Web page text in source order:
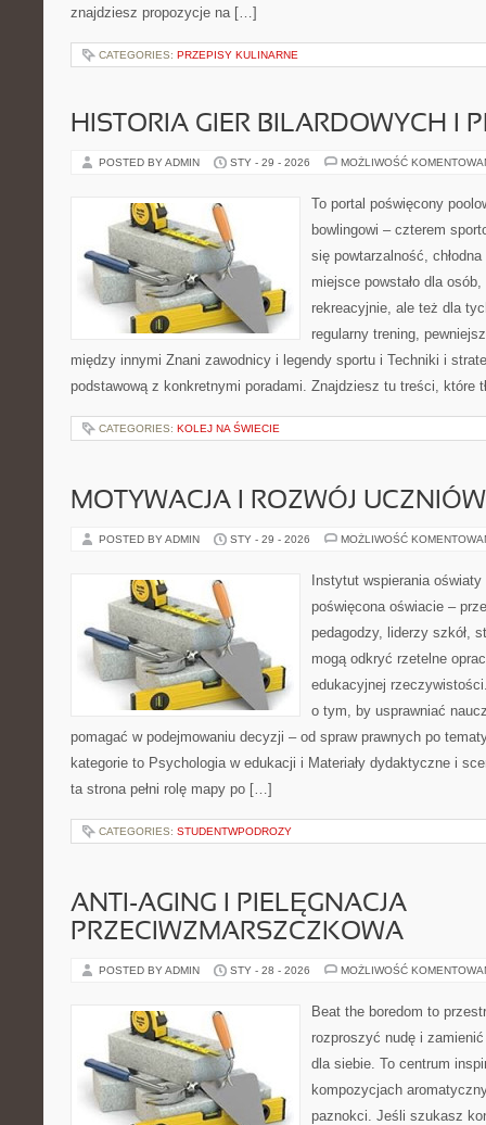
znajdziesz propozycje na […]
CATEGORIES: PRZEPISY KULINARNE
HISTORIA GIER BILARDOWYCH I
POSTED BY ADMIN STY - 29 - 2026 MOŻLIWOŚĆ
To portal poświęcony
bowlingowi – czterem
się powtarzalność,
miejsce powstało dla
rekreacyjnie, ale też dla
regularny trening,
między innymi Znani zawodnicy i legendy sportu i Techniki i
podstawową z konkretnymi poradami. Znajdziesz tu treści, które
CATEGORIES: KOLEJ NA ŚWIECIE
MOTYWACJA I ROZWÓJ UCZNIÓW
POSTED BY ADMIN STY - 29 - 2026 MOŻLIWOŚĆ
Instytut wspierania
poświęcona oświacie –
pedagodzy, liderzy szkół,
mogą odkryć rzetelne
edukacyjnej
o tym, by usprawniać
pomagać w podejmowaniu decyzji – od spraw prawnych po
kategorie to Psychologia w edukacji i Materiały dydaktyczne i
ta strona pełni rolę mapy po […]
CATEGORIES: STUDENTWPODROZY
ANTI-AGING I PIELĘGNACJA
PRZECIWZMARSZCZKOWA
POSTED BY ADMIN STY - 28 - 2026 MOŻLIWOŚĆ
Beat the boredom to
rozproszyć nudę i
dla siebie. To centrum
kompozycjach
paznokci. Jeśli szukasz